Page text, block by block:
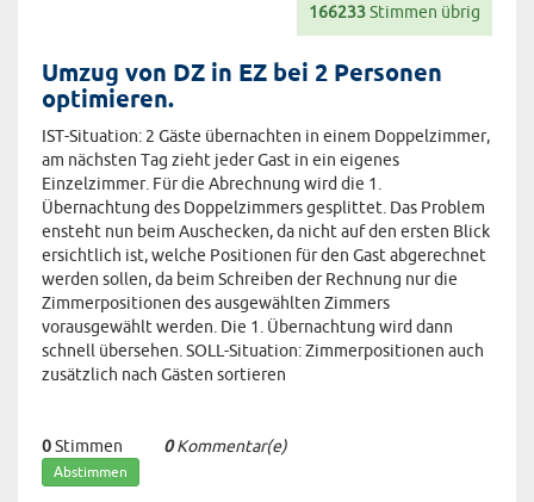
166233Stimmen übrig
Umzug von DZ in EZ bei 2 Personen
optimieren.
IST-Situation: 2 Gäste übernachten in einem Doppelzimmer,
am nächsten Tag zieht jeder Gast in ein eigenes
Einzelzimmer. Für die Abrechnung wird die 1.
Übernachtung des Doppelzimmers gesplittet. Das Problem
ensteht nun beim Auschecken, da nicht auf den ersten Blick
ersichtlich ist, welche Positionen für den Gast abgerechnet
werden sollen, da beim Schreiben der Rechnung nur die
Zimmerpositionen des ausgewählten Zimmers
vorausgewählt werden. Die 1. Übernachtung wird dann
schnell übersehen. SOLL-Situation: Zimmerpositionen auch
zusätzlich nach Gästen sortieren
0Stimmen 0Kommentar(e)